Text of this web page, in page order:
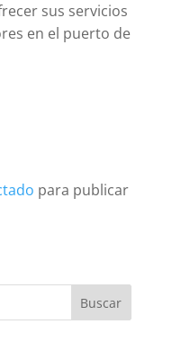
sus servicios
en el puerto de
para publicar